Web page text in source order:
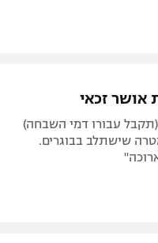
אושר זכאי
עבורו דמי השבחה)
שישתלב בבוגרים.